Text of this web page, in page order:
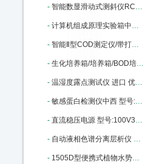
- 智能数显滑动式测斜仪RC01/HCX-5中西器型号: RC01/HCX-5 库号：M181541
- 计算机组成原理实验箱中西 型号:MH80-CP226库号：M290975
- 智能Ⅱ型COD测定仪/带打印，连接电脑（中西） 型号:CH10-2M库号：M318861
- 生化培养箱/培养箱/BOD培养箱 型号:CH10-150L库号：M318867
- 温湿度露点测试仪 进口 优势型号:SH7-6003库号：M392569
- 敏感蛋白检测仪中西 型号:MP01-TANNOMETRE库号：M406006
- 直流稳压电源 型号:100V30A库号：M406010
- 自动液相色谱分离层析仪 型号:MD99-3库号：M405990
- 1505D型便携式植物水势压力室 型号:ZX56-1505D库号：M405992